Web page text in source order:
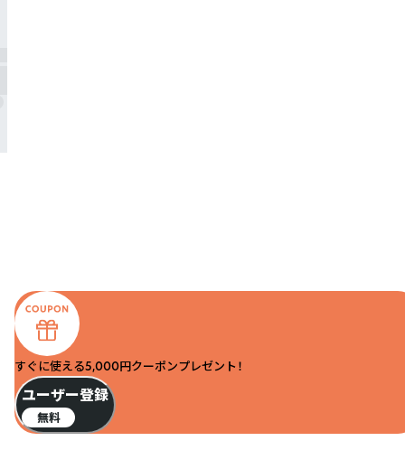
すぐに使える5,000円クーポンプレゼント！
ユーザー登録
無料